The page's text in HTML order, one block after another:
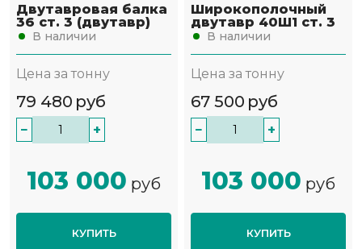
Двутавровая балка
36 ст. 3 (двутавр)
В наличии
Цена за тонну
79 480 руб
− +
103 000 руб
КУПИТЬ
Широкополочный
двутавр 40Ш1 ст. 3
В наличии
Цена за тонну
67 500 руб
− +
103 000 руб
КУПИТЬ